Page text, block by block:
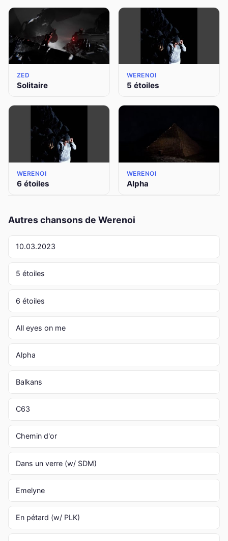
ZED
Solitaire
WERENOI
5 étoiles
WERENOI
6 étoiles
WERENOI
Alpha
Autres chansons de Werenoi
10.03.2023
5 étoiles
6 étoiles
All eyes on me
Alpha
Balkans
C63
Chemin d'or
Dans un verre (w/ SDM)
Emelyne
En pétard (w/ PLK)